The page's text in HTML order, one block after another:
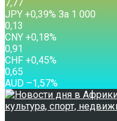
7,77
JPY +0,39% За 1 000
0,13
CNY +0,18%
0,91
CHF +0,45%
0,65
AUD –1,57%